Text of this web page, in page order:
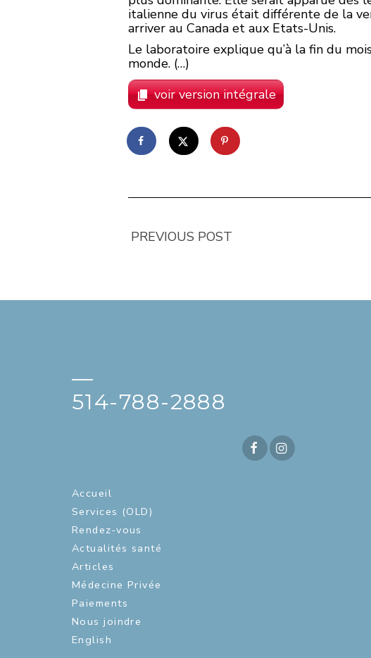
italienne du virus était différente de la
arriver au Canada et aux Etats-Unis.
Le laboratoire explique qu’à la fin du
monde. (…)
voir version intégrale
PREVIOUS POST
—
514-788-2888
Accueil
Services (OLD)
Rendez-vous
Actualités santé
Articles
Médecine Privée
Paiements
Nous joindre
English